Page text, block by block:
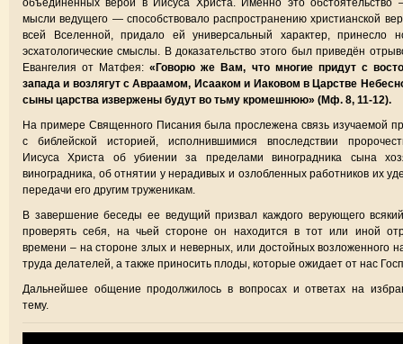
мысли ведущего — способствовало распространению христианской
всей Вселенной, придало ей универсальный характер, принесло
эсхатологические смыслы. В доказательство этого был приведён
Евангелия от Матфея:«Говорю же Вам, что многие придут с
запада и возлягут с Авраамом, Исааком и Иаковом в Царстве
сыны царства извержены будут во тьму кромешнюю» (Мф. 8, 11-12).
На примере Священного Писания была прослежена связь изучаемой
с библейской историей, исполнившимися впоследствии
Иисуса Христа об убиении за пределами виноградника сына
виноградника, об отнятии у нерадивых и озлобленных работников их
передачи его другим труженикам.
В завершение беседы ее ведущий призвал каждого верующего
проверять себя, на чьей стороне он находится в тот или иной
времени – на стороне злых и неверных, или достойных возложенного
труда делателей, а также приносить плоды, которые ожидает от нас
Дальнейшее общение продолжилось в вопросах и ответах на
тему.